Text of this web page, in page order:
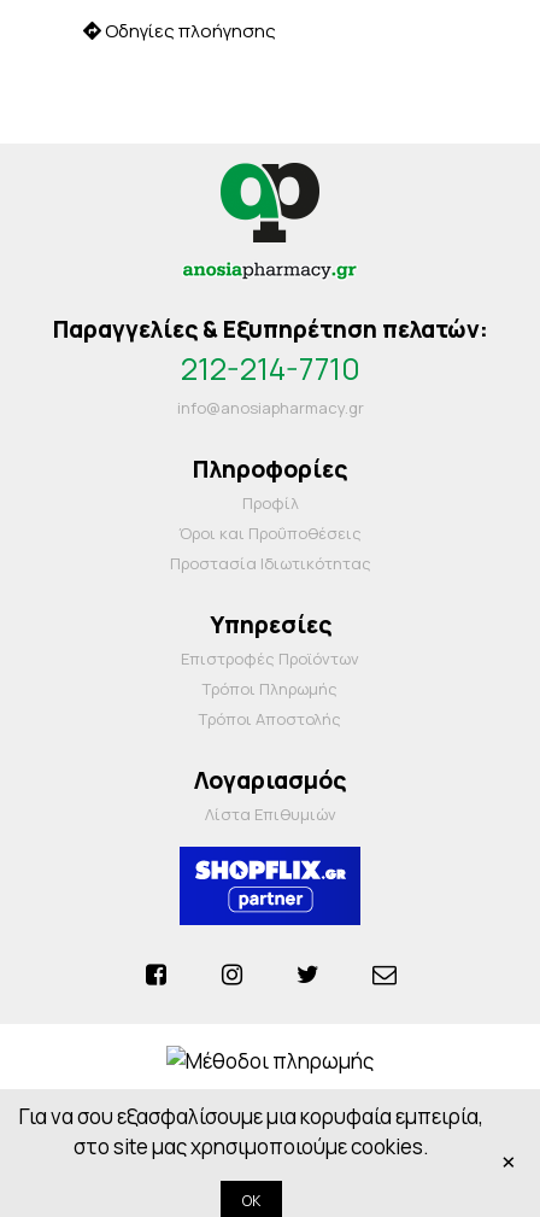
Οδηγίες πλοήγησης
Παραγγελίες & Εξυπηρέτηση πελατών:
212-214-7710
info@anosiapharmacy.gr
Πληροφορίες
Προφίλ
Όροι και Προΰποθέσεις
Προστασία Ιδιωτικότητας
Υπηρεσίες
Επιστροφές Προϊόντων
Τρόποι Πληρωμής
Τρόποι Αποστολής
Λογαριασμός
Λίστα Επιθυμιών
Anosiapharmacy © 2026 - All Rights Reserved
Powered byCloudOn
Για να σου εξασφαλίσουμε μια κορυφαία εμπειρία,
στο site μας χρησιμοποιούμε cookies.
OK
×